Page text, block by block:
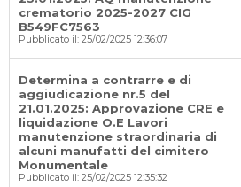
crematorio 2025-2027 CIG
B549FC7563
Pubblicato il: 25/02/2025 12:36:07
Determina a contrarre e di
aggiudicazione nr.5 del
21.01.2025: Approvazione CRE e
liquidazione O.E Lavori
manutenzione straordinaria di
alcuni manufatti del cimitero
Monumentale
Pubblicato il: 25/02/2025 12:35:32